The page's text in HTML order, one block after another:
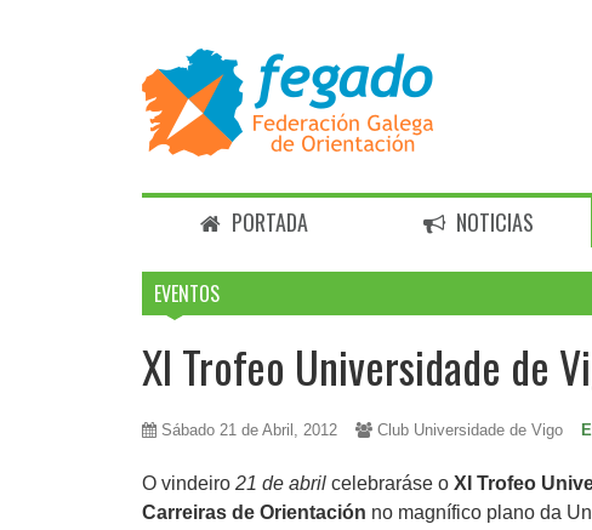
PORTADA NOTICIAS
EVENTOS
XI Trofeo Universidade de
Sábado 21 de Abril, 2012 Club Universidade de Vigo
O vindeiro 21 de abril celebraráse o XI Trofeo
Carreiras de Orientación no magnífico plano da